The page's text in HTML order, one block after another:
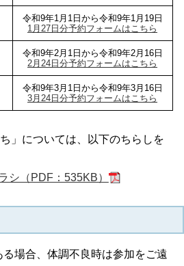
令和9年1月1日から令和9年1月19日
1月27日分予約フォームはこちら
令和9年2月1日から令和9年2月16日
2月24日分予約フォームはこちら
令和9年3月1日から令和9年3月16日
3月24日分予約フォームはこちら
」については、以下のちらしを
シ（PDF：535KB）
場合、体調不良時は参加をご遠